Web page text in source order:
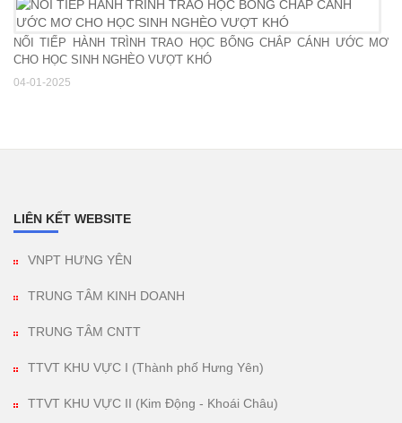
NỐI TIẾP HÀNH TRÌNH TRAO HỌC BỔNG CHẮP CÁNH ƯỚC MƠ
CHO HỌC SINH NGHÈO VƯỢT KHÓ
04-01-2025
LIÊN KẾT WEBSITE
VNPT HƯNG YÊN
TRUNG TÂM KINH DOANH
TRUNG TÂM CNTT
TTVT KHU VỰC I (Thành phố Hưng Yên)
TTVT KHU VỰC II (Kim Động - Khoái Châu)